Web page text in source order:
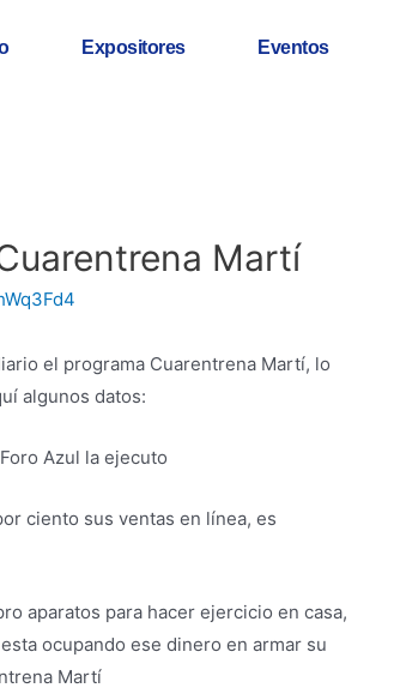
Expositores Eventos
Martí
el programa Cuarentrena Martí, lo
algunos datos:
Azul la ejecuto
ciento sus ventas en línea, es
aparatos para hacer ejercicio en casa,
ocupando ese dinero en armar su
Martí